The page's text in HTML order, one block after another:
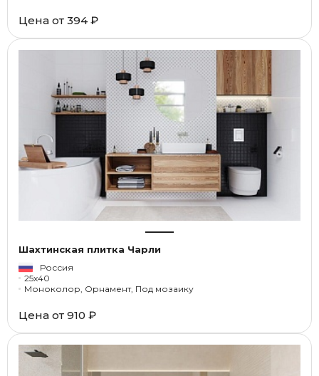
Цена от 394 ₽
Шахтинская плитка Чарли
Россия
25x40
Моноколор, Орнамент, Под мозаику
Цена от 910 ₽